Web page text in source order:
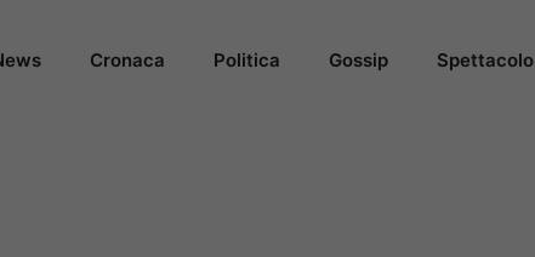
Cronaca Politica Gossip Spettacolo